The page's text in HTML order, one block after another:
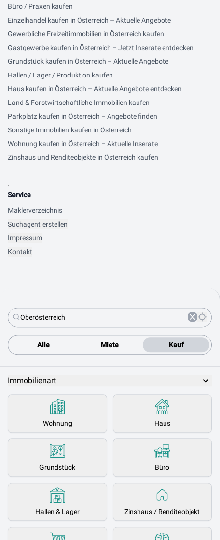
Alle Miete Kauf
Immobilienart
Wohnung Haus
Grundstück Büro
Hallen & Lager Zinshaus / Renditeobjekt
Büro / Praxen kaufen
Einzelhandel kaufen in Österreich – Aktuelle Angebote
Gewerbliche Freizeitimmobilien in Österreich kaufen
Gastgewerbe kaufen in Österreich – Jetzt Inserate entdecken
Grundstück kaufen in Österreich – Aktuelle Angebote
Hallen / Lager / Produktion kaufen
Haus kaufen in Österreich – Aktuelle Angebote entdecken
Land & Forstwirtschaftliche Immobilien kaufen
Parkplatz kaufen in Österreich – Angebote finden
Sonstige Immobilien kaufen in Österreich
Wohnung kaufen in Österreich – Aktuelle Inserate
Zinshaus und Renditeobjekte in Österreich kaufen
.
Service
Maklerverzeichnis
Suchagent erstellen
Impressum
Kontakt